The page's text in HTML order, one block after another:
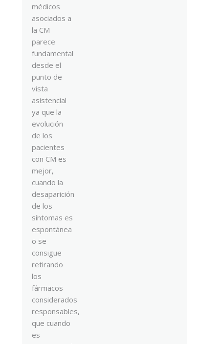
médicos
asociados a
la CM
parece
fundamental
desde el
punto de
vista
asistencial
ya que la
evolución
de los
pacientes
con CM es
mejor,
cuando la
desaparición
de los
síntomas es
espontánea
o se
consigue
retirando
los
fármacos
considerados
responsables,
que cuando
es